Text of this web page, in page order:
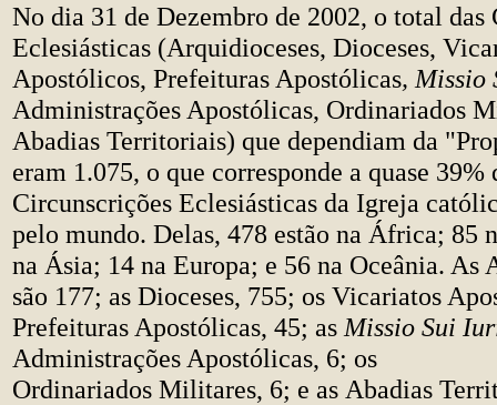
No dia 31 de Dezembro de 2002, o total das
Eclesiásticas (Arquidioceses, Dioceses,
Apostólicos, Prefeituras Apostólicas, Missio
Administrações Apostólicas, Ordinariados
Abadias Territoriais) que dependiam da
eram 1.075, o que corresponde a quase 39%
Circunscrições Eclesiásticas da Igreja
pelo mundo. Delas, 478 estão na África; 85
na Ásia; 14 na Europa; e 56 na Oceânia. As
são 177; as Dioceses, 755; os Vicariatos
Prefeituras Apostólicas, 45; as Missio Sui
Administrações Apostólicas, 6; os
Ordinariados Militares, 6; e as Abadias